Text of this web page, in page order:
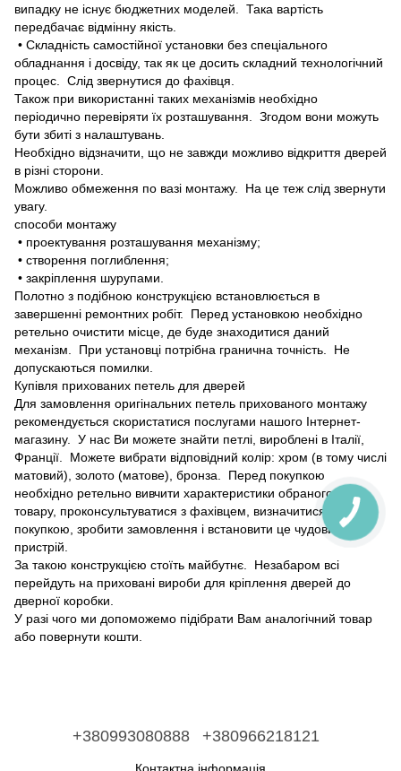
випадку не існує бюджетних моделей. Така вартість
передбачає відмінну якість.
• Складність самостійної установки без спеціального
обладнання і досвіду, так як це досить складний технологічний
процес. Слід звернутися до фахівця.
Також при використанні таких механізмів необхідно
періодично перевіряти їх розташування. Згодом вони можуть
бути збиті з налаштувань.
Необхідно відзначити, що не завжди можливо відкриття дверей
в різні сторони.
Можливо обмеження по вазі монтажу. На це теж слід звернути
увагу.
способи монтажу
• проектування розташування механізму;
• створення поглиблення;
• закріплення шурупами.
Полотно з подібною конструкцією встановлюється в
завершенні ремонтних робіт. Перед установкою необхідно
ретельно очистити місце, де буде знаходитися даний
механізм. При установці потрібна гранична точність. Не
допускаються помилки.
Купівля прихованих петель для дверей
Для замовлення оригінальних петель прихованого монтажу
рекомендується скористатися послугами нашого Інтернет-
магазину. У нас Ви можете знайти петлі, вироблені в Італії,
Франції. Можете вибрати відповідний колір: хром (в тому числі
матовий), золото (матове), бронза. Перед покупкою
необхідно ретельно вивчити характеристики обраного Вами
товару, проконсультуватися з фахівцем, визначитися з
покупкою, зробити замовлення і встановити це чудовий
пристрій.
За такою конструкцією стоїть майбутнє. Незабаром всі
перейдуть на приховані вироби для кріплення дверей до
дверної коробки.
У разі чого ми допоможемо підібрати Вам аналогічний товар
або повернути кошти.
+380993080888 +380966218121
Контактна інформація